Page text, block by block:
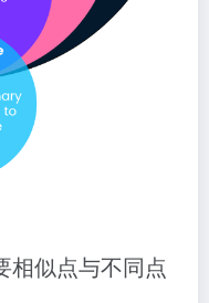
相似点与不同点